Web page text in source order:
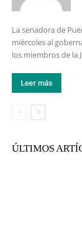
La senadora de
miércoles al
los miembros de la
Leer más
ÚLTIMOS